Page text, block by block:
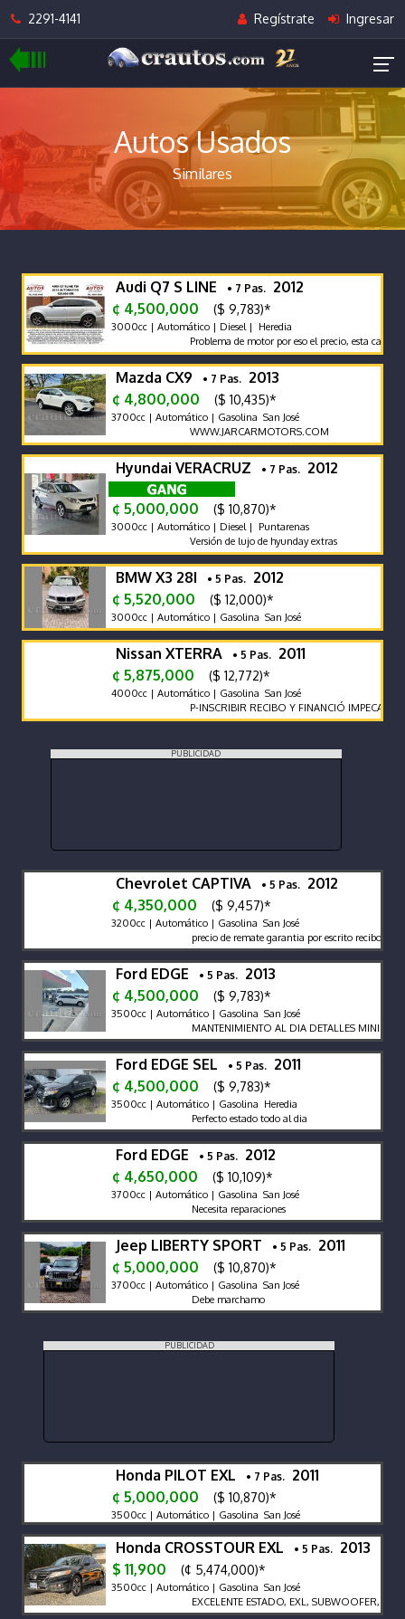
2291-4141 Regístrate Ingresar
Autos Usados
Similares
Audi Q7 S LINE • 7 Pas. 2012
¢ 4,500,000
($ 9,783)*
3000cc | Automático | Diesel | Heredia
Problema de motor por eso el precio, esta
Mazda CX9 • 7 Pas. 2013
¢ 4,800,000
($ 10,435)*
3700cc | Automático | Gasolina San José
WWW.JARCARMOTORS.COM
Hyundai VERACRUZ • 7 Pas. 2012
¢ 5,000,000 ($ 10,870)*
3000cc | Automático | Diesel | Puntarenas
Versión de lujo de hyunday extras
BMW X3 28I • 5 Pas. 2012
¢ 5,520,000
($ 12,000)*
3000cc | Automático | Gasolina San José
Nissan XTERRA • 5 Pas. 2011
¢ 5,875,000
($ 12,772)*
4000cc | Automático | Gasolina San José
P-INSCRIBIR RECIBO Y FINANCIÓ IMPECABLE
PUBLICIDAD
Chevrolet CAPTIVA • 5 Pas. 2012
¢ 4,350,000
($ 9,457)*
3200cc | Automático | Gasolina San José
precio de remate garantia por escrito recibo y
Ford EDGE • 5 Pas. 2013
¢ 4,500,000
($ 9,783)*
3500cc | Automático | Gasolina San José
MANTENIMIENTO AL DIA DETALLES MINIMOS
Ford EDGE SEL • 5 Pas. 2011
¢ 4,500,000
($ 9,783)*
3500cc | Automático | Gasolina Heredia
Perfecto estado todo al dia
Ford EDGE • 5 Pas. 2012
¢ 4,650,000
($ 10,109)*
3700cc | Automático | Gasolina San José
Necesita reparaciones
Jeep LIBERTY SPORT • 5 Pas. 2011
¢ 5,000,000
($ 10,870)*
3700cc | Automático | Gasolina San José
Debe marchamo
PUBLICIDAD
Honda PILOT EXL • 7 Pas. 2011
¢ 5,000,000
($ 10,870)*
3500cc | Automático | Gasolina San José
Honda CROSSTOUR EXL • 5 Pas. 2013
$ 11,900
(¢ 5,474,000)*
3500cc | Automático | Gasolina San José
EXCELENTE ESTADO, EXL, SUBWOOFER,